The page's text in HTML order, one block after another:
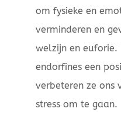
om fysieke en
verminderen en
welzijn en euforie.
endorfines een
verbeteren ze ons
stress om te gaan.